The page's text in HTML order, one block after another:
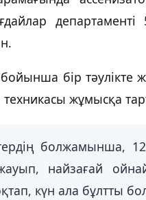
бір
жұмысқа
болжамынша,
найзағай
күн ала бұлтты